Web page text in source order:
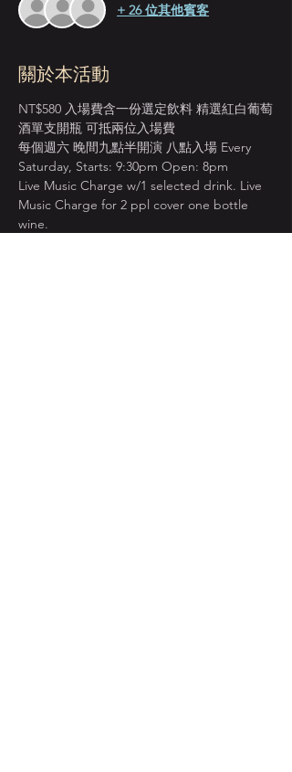
+ 26 位其他賓客
關於本活動
NT$580 入場費含一份選定飲料 精選紅白葡萄
酒單支開瓶 可抵兩位入場費
每個週六 晚間九點半開演 八點入場 Every
Saturday, Starts: 9:30pm Open: 8pm
Live Music Charge w/1 selected drink. Live
Music Charge for 2 ppl cover one bottle
wine.